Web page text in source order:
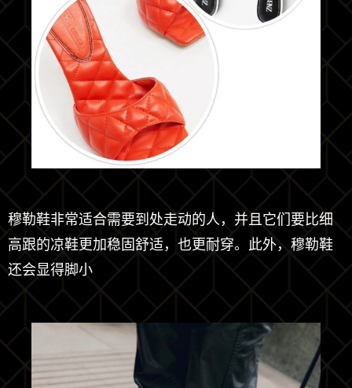
穆勒鞋非常适合需要到处走动的人，并且它们要比细
高跟的凉鞋更加稳固舒适，也更耐穿。此外，穆勒鞋
还会显得脚小